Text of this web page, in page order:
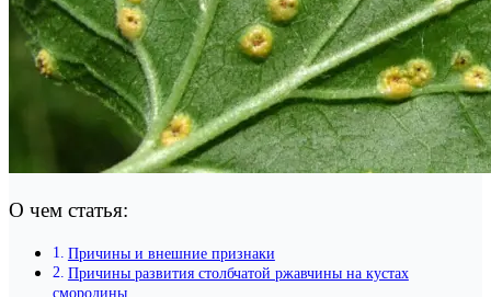
О чем статья:
Причины и внешние признаки
Причины развития столбчатой ржавчины на кустах
смородины